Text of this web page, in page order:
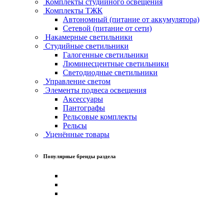
Комплекты ТЖК
Автономный (питание от аккумулятора)
Сетевой (питание от сети)
Накамерные светильники
Студийные светильники
Галогенные светильники
Люминесцентные светильники
Светодиодные светильники
Управление светом
Элементы подвеса освещения
Аксессуары
Пантографы
Рельсовые комплекты
Рельсы
Уценённые товары
Популярные бренды раздела